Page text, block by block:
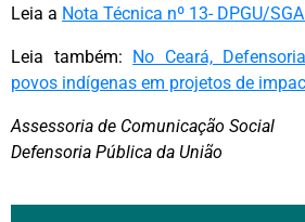
Leia a Nota Técnica nº 13- DPGU/
Leia também: No Ceará,
povos indígenas em projetos de
Assessoria de Comunicação Social
Defensoria Pública da União